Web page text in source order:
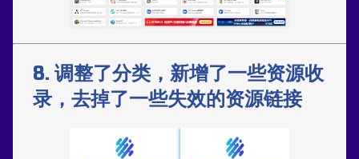
8. 调整了分类，新增了一些资源收
录，去掉了一些失效的资源链接